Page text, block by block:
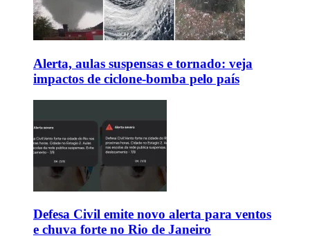
Alerta, aulas suspensas e tornado: veja
impactos de ciclone-bomba pelo país
Defesa Civil emite novo alerta para ventos
e chuva forte no Rio de Janeiro